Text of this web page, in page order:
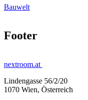
Bauwelt
Footer
nextroom.at
Lindengasse 56/2/20
1070 Wien, Österreich